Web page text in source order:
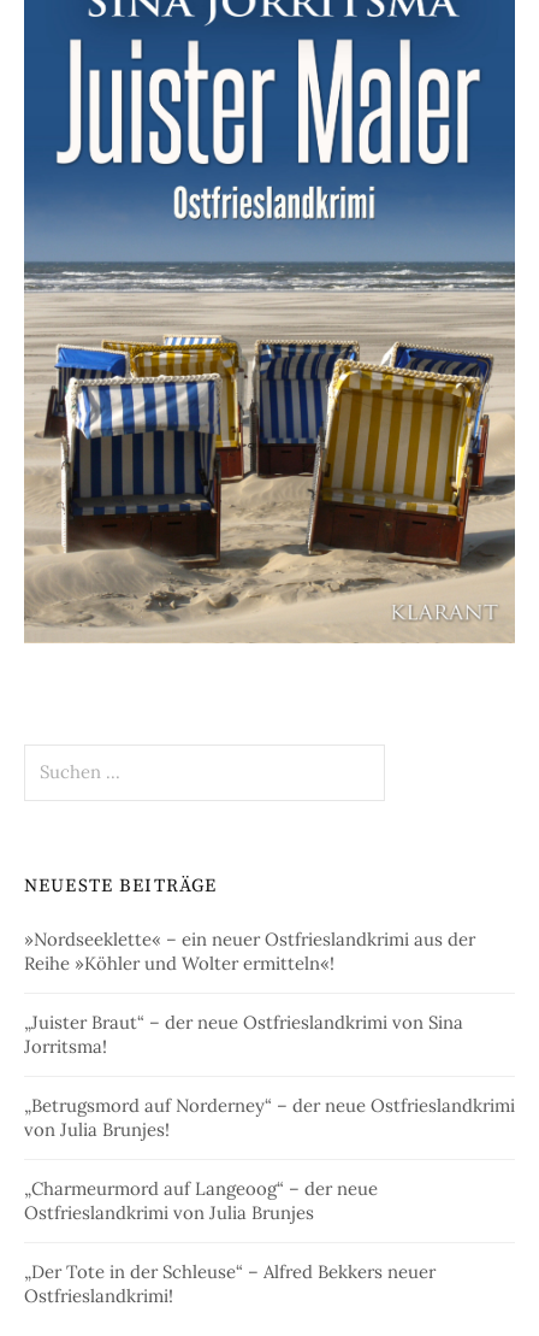
nach:
NEUESTE BEITRÄGE
»Nordseeklette« – ein neuer Ostfrieslandkrimi aus der
Reihe »Köhler und Wolter ermitteln«!
„Juister Braut“ – der neue Ostfrieslandkrimi von Sina
Jorritsma!
„Betrugsmord auf Norderney“ – der neue Ostfrieslandkrimi
von Julia Brunjes!
„Charmeurmord auf Langeoog“ – der neue
Ostfrieslandkrimi von Julia Brunjes
„Der Tote in der Schleuse“ – Alfred Bekkers neuer
Ostfrieslandkrimi!